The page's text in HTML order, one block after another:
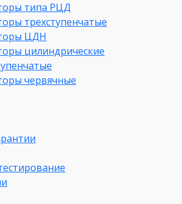
типа РЦД
трехступенчатые
ЦДН
цилиндрические
червячные